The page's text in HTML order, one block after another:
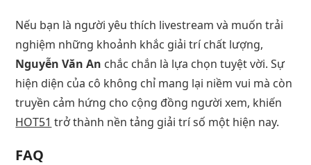
Nếu bạn là người yêu thích livestream và muốn trải
nghiệm những khoảnh khắc giải trí chất lượng,
Nguyễn Văn An chắc chắn là lựa chọn tuyệt vời. Sự
hiện diện của cô không chỉ mang lại niềm vui mà còn
truyền cảm hứng cho cộng đồng người xem, khiến
HOT51 trở thành nền tảng giải trí số một hiện nay.
FAQ